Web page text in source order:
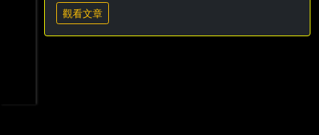
觀看文章